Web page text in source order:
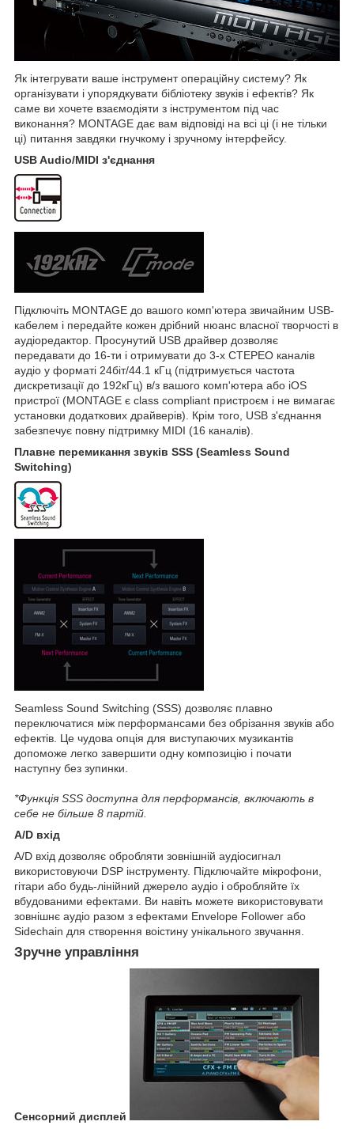
Як інтегрувати ваше інструмент операційну систему? Як
організувати і упорядкувати бібліотеку звуків і ефектів? Як
саме ви хочете взаємодіяти з інструментом під час
виконання? MONTAGE дає вам відповіді на всі ці (і не тільки
ці) питання завдяки гнучкому і зручному інтерфейсу.
USB Audio/MIDI з'єднання
Підключіть MONTAGE до вашого комп'ютера звичайним USB-
кабелем і передайте кожен дрібний нюанс власної творчості в
аудіоредактор. Просунутий USB драйвер дозволяє
передавати до 16-ти і отримувати до 3-х СТЕРЕО каналів
аудіо у форматі 24біт/44.1 кГц (підтримується частота
дискретизації до 192кГц) в/з вашого комп'ютера або iOS
пристрої (MONTAGE є class compliant пристроєм і не вимагає
установки додаткових драйверів). Крім того, USB з'єднання
забезпечує повну підтримку MIDI (16 каналів).
Плавне перемикання звуків SSS (Seamless Sound
Switching)
Seamless Sound Switching (SSS) дозволяє плавно
переключатися між перформансами без обрізання звуків або
ефектів. Це чудова опція для виступаючих музикантів
допоможе легко завершити одну композицію і почати
наступну без зупинки.
*Функція SSS доступна для перформансів, включають в
себе не більше 8 партій.
A/D вхід
A/D вхід дозволяє обробляти зовнішній аудіосигнал
використовуючи DSP інструменту. Підключайте мікрофони,
гітари або будь-лінійний джерело аудіо і обробляйте їх
вбудованими ефектами. Ви навіть можете використовувати
зовнішнє аудіо разом з ефектами Envelope Follower або
Sidechain для створення воістину унікального звучання.
Зручне управління
Сенсорний дисплей